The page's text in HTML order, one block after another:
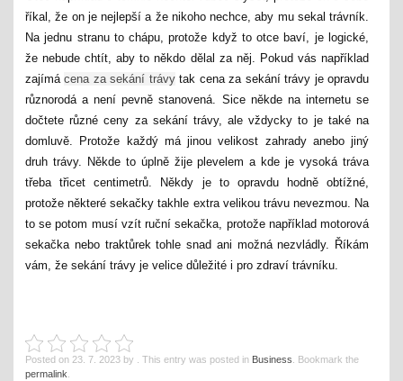
říkal, že on je nejlepší a že nikoho nechce, aby mu sekal trávník.
Na jednu stranu to chápu, protože když to otce baví, je logické,
že nebude chtít, aby to někdo dělal za něj. Pokud vás například
zajímácena za sekání trávytak cena za sekání trávy je opravdu
různorodá a není pevně stanovená. Sice někde na internetu se
dočtete různé ceny za sekání trávy, ale vždycky to je také na
domluvě. Protože každý má jinou velikost zahrady anebo jiný
druh trávy. Někde to úplně žije plevelem a kde je vysoká tráva
třeba třicet centimetrů. Někdy je to opravdu hodně obtížné,
protože některé sekačky takhle extra velikou trávu nevezmou. Na
to se potom musí vzít ruční sekačka, protože například motorová
sekačka nebo traktůrek tohle snad ani možná nezvládly. Říkám
vám, že sekání trávy je velice důležité i pro zdraví trávníku.
Posted on 23. 7. 2023 by . This entry was posted in Business . Bookmark the
permalink